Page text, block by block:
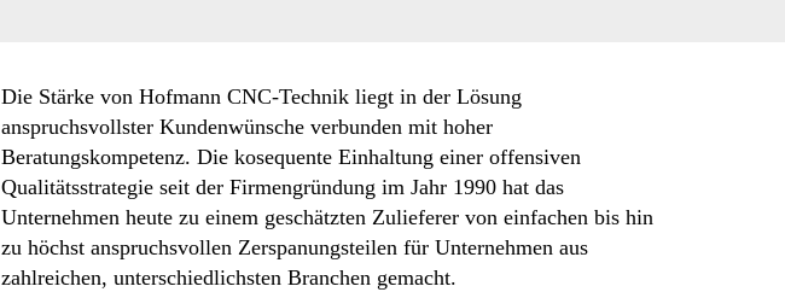
Die Stärke von Hofmann CNC-Technik liegt in der Lösung
anspruchsvollster Kundenwünsche verbunden mit hoher
Beratungskompetenz. Die kosequente Einhaltung einer offensiven
Qualitätsstrategie seit der Firmengründung im Jahr 1990 hat das
Unternehmen heute zu einem geschätzten Zulieferer von einfachen bis hin
zu höchst anspruchsvollen Zerspanungsteilen für Unternehmen aus
zahlreichen, unterschiedlichsten Branchen gemacht.